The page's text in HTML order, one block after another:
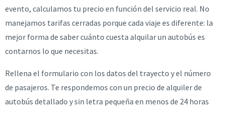
evento, calculamos tu precio en función del servicio real. No
manejamos tarifas cerradas porque cada viaje es diferente: la
mejor forma de saber cuánto cuesta alquilar un autobús es
contarnos lo que necesitas.
Rellena el formulario con los datos del trayecto y el número
de pasajeros. Te respondemos con un precio de alquiler de
autobús detallado y sin letra pequeña en menos de 24 horas